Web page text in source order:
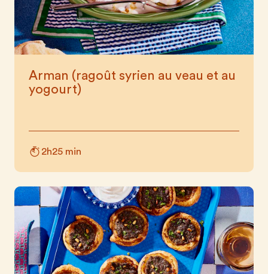
Arman (ragoût syrien au veau et au
yogourt)
2h25 min